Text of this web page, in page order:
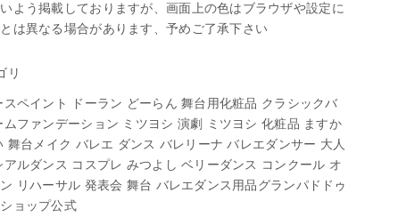
よう掲載しておりますが、画面上の色はブラウザや設定に
は異なる場合があります、予めご了承下さい
リ
スペイント ドーラン どーらん 舞台用化粧品 クラシックバ
ムファンデーション ミツヨシ 演劇 ミツヨシ 化粧品 ますか
舞台メイク バレエ ダンス バレリーナ バレエダンサー 大人
アルダンス コスプレ みつよし ベリーダンス コンクール オ
リハーサル 発表会 舞台 バレエダンス用品グランパドドゥ
ョップ公式